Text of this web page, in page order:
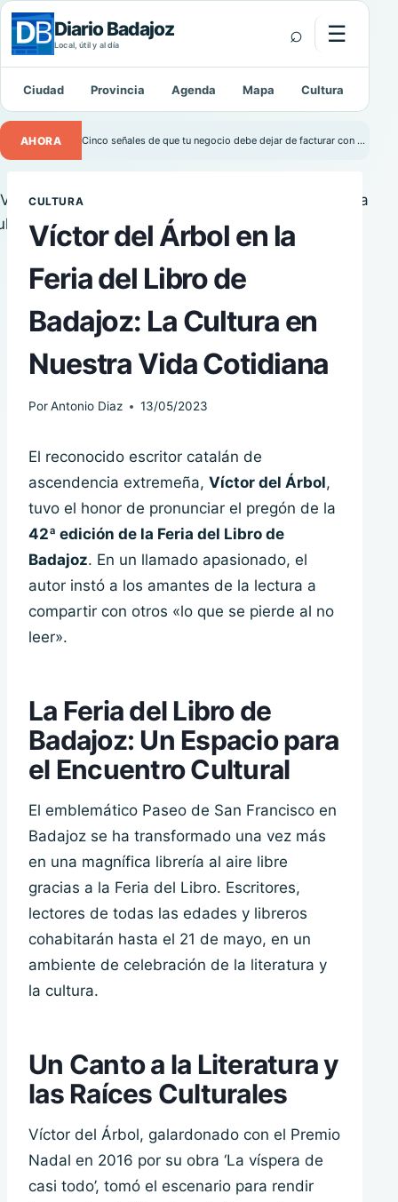
Diario Badajoz
Local, útil y al día ⌕ ☰Abrir
Buscar:
Ciudad Provincia Agenda Mapa Cultura
AHORA Cinco señales de que tu negocio debe dejar de facturar con Excel
CULTURA
Víctor del Árbol en la
Feria del Libro de
Badajoz: La Cultura en
Nuestra Vida Cotidiana
PorAntonio Diaz 13/05/2023
El reconocido escritor catalán de
ascendencia extremeña, Víctor del Árbol,
tuvo el honor de pronunciar el pregón de la
42ª edición de la Feria del Libro de
Badajoz. En un llamado apasionado, el
autor instó a los amantes de la lectura a
compartir con otros «lo que se pierde al no
leer».
La Feria del Libro de
Badajoz: Un Espacio para
el Encuentro Cultural
El emblemático Paseo de San Francisco en
Badajoz se ha transformado una vez más
en una magnífica librería al aire libre
gracias a la Feria del Libro. Escritores,
lectores de todas las edades y libreros
cohabitarán hasta el 21 de mayo, en un
ambiente de celebración de la literatura y
la cultura.
Un Canto a la Literatura y
las Raíces Culturales
Víctor del Árbol, galardonado con el Premio
Nadal en 2016 por su obra ‘La víspera de
casi todo’, tomó el escenario para rendir